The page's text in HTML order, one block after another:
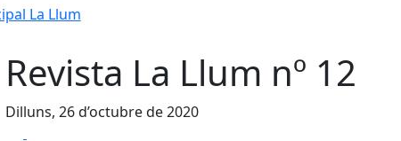
La Llum
Revista La Llum nº 12
Dilluns, 26 d’octubre de 2020